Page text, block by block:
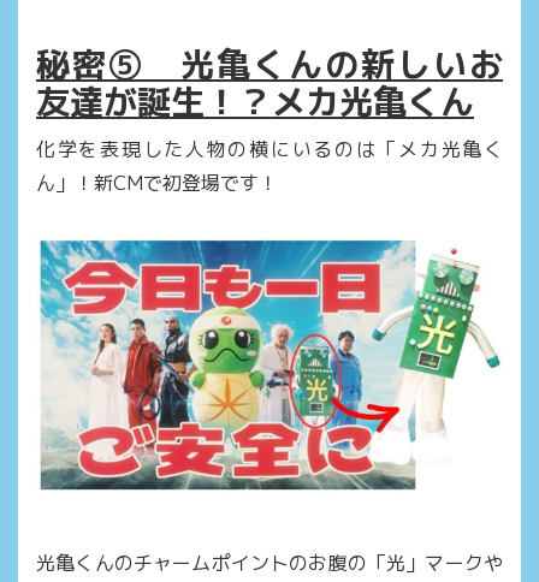
秘密⑤ 光亀くんの新しいお
友達が誕生！？メカ光亀くん
化学を表現した人物の横にいるのは「メカ光亀く
ん」！新CMで初登場です！
光亀くんのチャームポイントのお腹の「光」マークや